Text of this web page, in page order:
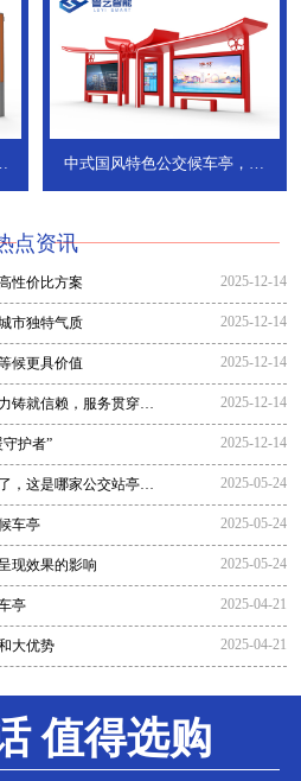
中式国风特色公交候车亭，承
点资讯
性价比方案 2025-12-14
市独特气质 2025-12-14
候更具价值 2025-12-14
铸就信赖，服务贯穿全
2025-12-14
护者” 2025-12-14
，这是哪家公交站亭生
2025-05-24
车亭 2025-05-24
现效果的影响 2025-05-24
亭 2025-04-21
大优势 2025-04-21
值得选购